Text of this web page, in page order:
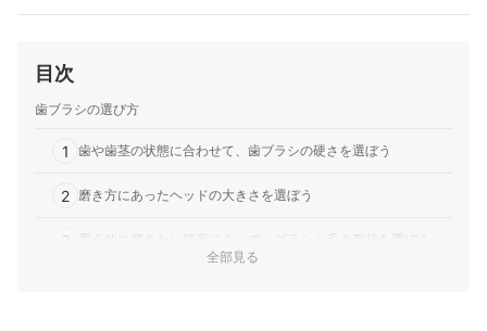
目次
歯ブラシの選び方
1 歯や歯茎の状態に合わせて、歯ブラシの硬さを選ぼう
2 磨き方にあったヘッドの大きさを選ぼう
3 重点的に磨きたい箇所によって、ブラシと毛の形状を選ぼう
全部見る